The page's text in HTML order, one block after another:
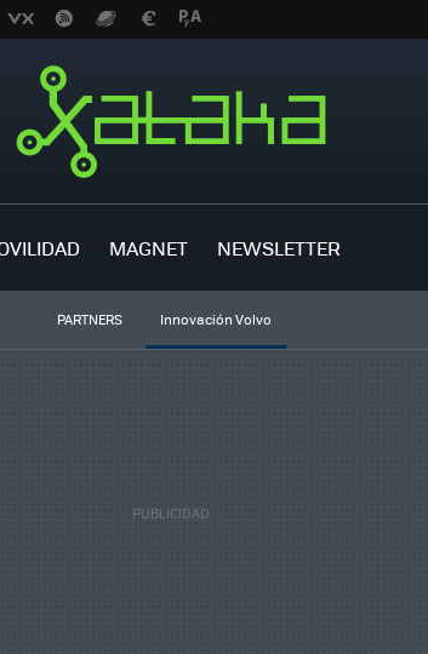
MAGNET NEWSLETTER
PARTNERS Innovación Volvo